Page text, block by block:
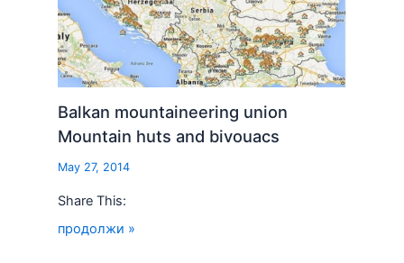
Balkan mountaineering union
Mountain huts and bivouacs
May 27, 2014
Share This:
продолжи »